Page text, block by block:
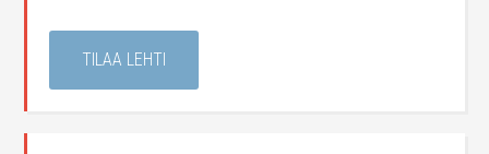
TILAA LEHTI